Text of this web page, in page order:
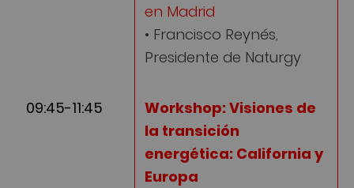
en Madrid
• Francisco Reynés,
Presidente de Naturgy
09:45-11:45
Workshop: Visiones de
la transición
energética: California y
Europa